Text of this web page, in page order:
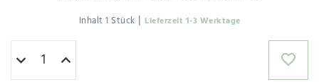
Inhalt1 Stück | Lieferzeit 1-3 Werktage